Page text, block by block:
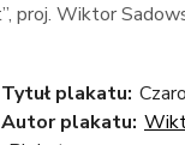
proj. Wiktor
Tytuł plakatu:
Autor plakatu: